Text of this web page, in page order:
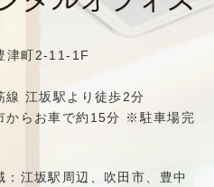
津町2-11-1F
線 江坂駅より徒歩2分
からお車で約15分 ※駐車場完
江坂駅周辺、吹田市、豊中